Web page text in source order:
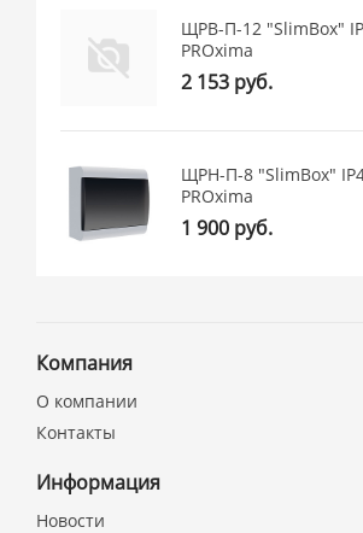
ЩРВ-П-12 "SlimBox"
PROxima
2 153 руб.
ЩРН-П-8 "SlimBox"
PROxima
1 900 руб.
Компания
О компании
Контакты
Информация
Новости